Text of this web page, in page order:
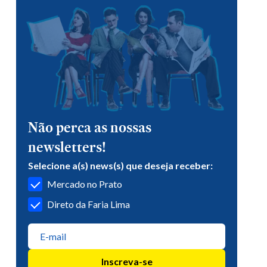
Não perca as nossas
newsletters!
Selecione a(s) news(s) que deseja receber:
Mercado no Prato
Direto da Faria Lima
Inscreva-se